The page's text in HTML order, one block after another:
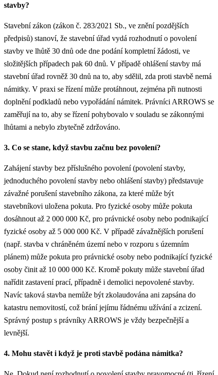
stavby?
Stavební zákon (zákon č. 283/2021 Sb., ve znění pozdějších
předpisů) stanoví, že stavební úřad vydá rozhodnutí o povolení
stavby ve lhůtě 30 dnů ode dne podání kompletní žádosti, ve
složitějších případech pak 60 dnů. V případě ohlášení stavby má
stavební úřad rovněž 30 dnů na to, aby sdělil, zda proti stavbě nemá
námitky. V praxi se řízení může protáhnout, zejména při nutnosti
doplnění podkladů nebo vypořádání námitek. Právníci ARROWS se
zaměřují na to, aby se řízení pohybovalo v souladu se zákonnými
lhůtami a nebylo zbytečně zdržováno.
3. Co se stane, když stavbu začnu bez povolení?
Zahájení stavby bez příslušného povolení (povolení stavby,
jednoduchého povolení stavby nebo ohlášení stavby) představuje
závažné porušení stavebního zákona, za které může být
stavebníkovi uložena pokuta. Pro fyzické osoby může pokuta
dosáhnout až 2 000 000 Kč, pro právnické osoby nebo podnikající
fyzické osoby až 5 000 000 Kč. V případě závažnějších porušení
(např. stavba v chráněném území nebo v rozporu s územním
plánem) může pokuta pro právnické osoby nebo podnikající fyzické
osoby činit až 10 000 000 Kč. Kromě pokuty může stavební úřad
nařídit zastavení prací, případně i demolici nepovolené stavby.
Navíc taková stavba nemůže být zkolaudována ani zapsána do
katastru nemovitostí, což brání jejímu řádnému užívání a zcizení.
Správný postup s právníky ARROWS je vždy bezpečnější a
levnější.
4. Mohu stavět i když je proti stavbě podána námitka?